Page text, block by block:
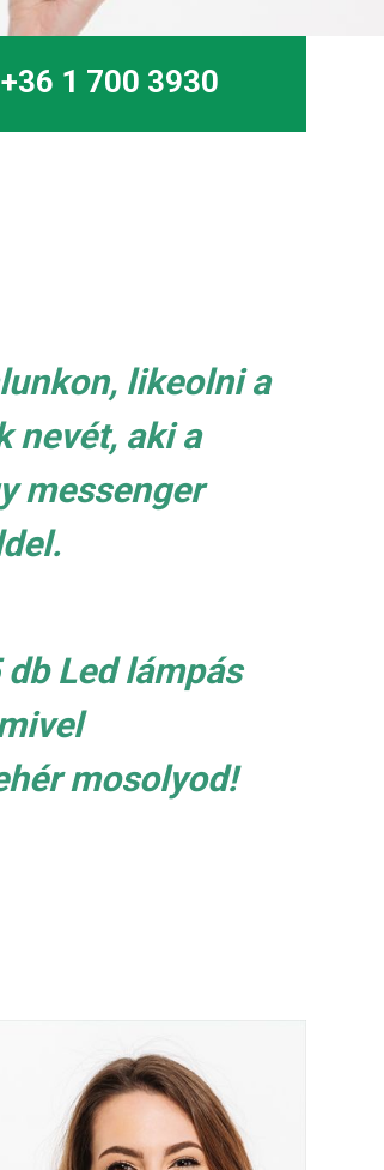
+36 1 700 3930
likeolni a
nevét, aki a
messenger
Led lámpás
mosolyod!